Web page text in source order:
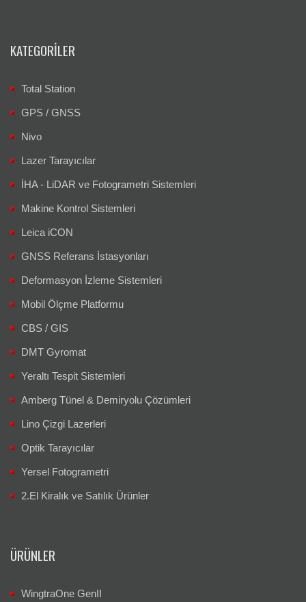
KATEGORILER
Total Station
GPS / GNSS
Nivo
Lazer Tarayıcılar
İHA - LiDAR ve Fotogrametri Sistemleri
Makine Kontrol Sistemleri
Leica iCON
GNSS Referans İstasyonları
Deformasyon İzleme Sistemleri
Mobil Ölçme Platformu
CBS / GIS
DMT Gyromat
Yeraltı Tespit Sistemleri
Amberg Tünel & Demiryolu Çözümleri
Lino Çizgi Lazerleri
Optik Tarayıcılar
Yersel Fotogrametri
2.El Kiralık ve Satılık Ürünler
ÜRÜNLER
WingtraOne GenII